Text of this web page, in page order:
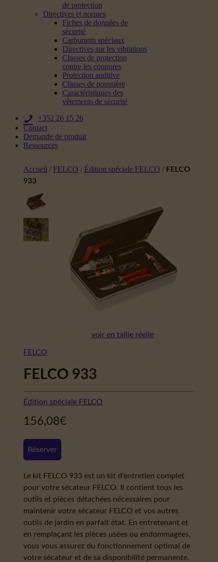
de protection
Directives et normes
Fiches de données de
sécurité
Carburants spéciaux
Directives sur les vibrations
Classes de protection
contre les coupures
Protection auditive
Classes de poussière
Caractéristiques des
vêtements de sécurité
+352 26 15 26
Contact
Demande de produit
Ressources
Accueil / FELCO / Édition spéciale FELCO / FELCO
933
voir en taille réelle
FELCO
FELCO 933
Édition spéciale FELCO
156,08€
Réserver
Le kit FELCO 933 est un kit d'entretien complet
pour votre sécateur FELCO. Il contient tous les
outils et pièces détachées nécessaires pour
maintenir votre sécateur FELCO et vos autres
outils de jardin en parfait état. En entretenant et
en remplaçant les pièces usées ou endommagées,
vous vous assurez du fonctionnement optimal de
votre sécateur et de sa disponibilité permanente.